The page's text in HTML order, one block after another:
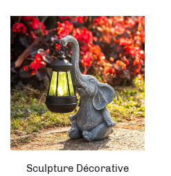
Solaire Croix Biblique
Jardin Enjeux Lumière
Sculpture Décorative